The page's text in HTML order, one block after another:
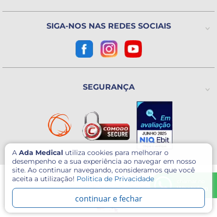
WhatsApp
A Ada Medical utiliza cookies para melhorar o
desempenho e a sua experiência ao navegar em nosso
site. Ao continuar navegando, consideramos que você
aceita a utilização! Politica de Privacidade
continuar e fechar
Utinga - Santo André / SP
CEP: 09220-611
Como chegar?
CNPJ: 07.003.260/0001-60
SIGA-NOS NAS REDES SOCIAIS
SEGURANÇA
© 2026 - Ada Medical - Todos direitos reservados.
Este site é protegido por reCAPTCHA e o GooglePolítica de Privacidade
Termos de serviçose aplicam.